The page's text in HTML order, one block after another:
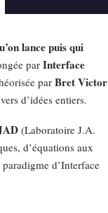
lance puis qui
parInterface
parBret Victor
d’idées entiers.
(Laboratoire J.A.
d’équations aux
d’Interface